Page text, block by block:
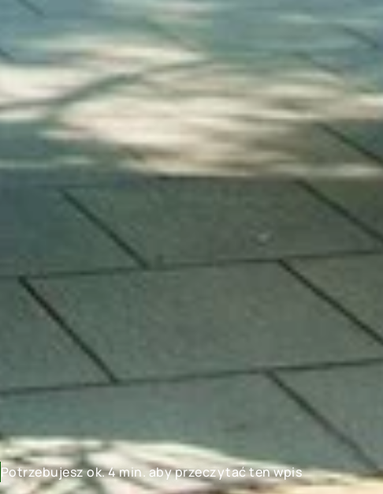
Potrzebujesz ok. 4 min. aby przeczytać ten wpis